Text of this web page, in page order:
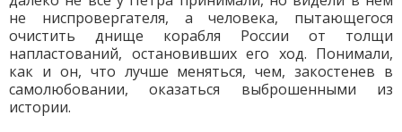
не ниспровергателя, а человека, пытающегося
очистить днище корабля России от толщи
напластований, остановивших его ход. Понимали,
как и он, что лучше меняться, чем, закостенев в
самолюбовании, оказаться выброшенными из
истории.